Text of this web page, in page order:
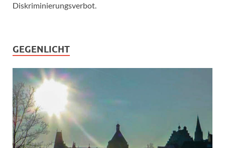
Diskriminierungsverbot.
GEGENLICHT